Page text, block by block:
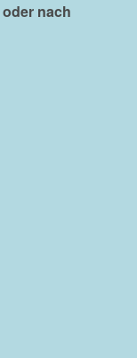
oder nach